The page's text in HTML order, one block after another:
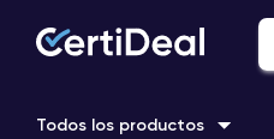
Todos los productos